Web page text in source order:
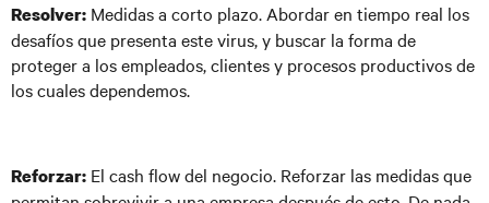
Resolver: Medidas a corto plazo. Abordar en tiempo real los
desafíos que presenta este virus, y buscar la forma de
proteger a los empleados, clientes y procesos productivos de
los cuales dependemos.
Reforzar: El cash flow del negocio. Reforzar las medidas que